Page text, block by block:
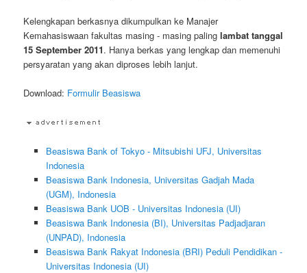
Kelengkapan berkasnya dikumpulkan ke Manajer
Kemahasiswaan fakultas masing - masing palinglambat tanggal
15 September 2011. Hanya berkas yang lengkap dan memenuhi
persyaratan yang akan diproses lebih lanjut.
Download: Formulir Beasiswa
Beasiswa Bank of Tokyo - Mitsubishi UFJ, Universitas
Indonesia
Beasiswa Bank Indonesia, Universitas Gadjah Mada
(UGM), Indonesia
Beasiswa Bank UOB - Universitas Indonesia (UI)
Beasiswa Bank Indonesia (BI), Universitas Padjadjaran
(UNPAD), Indonesia
Beasiswa Bank Rakyat Indonesia (BRI) Peduli Pendidikan -
Universitas Indonesia (UI)